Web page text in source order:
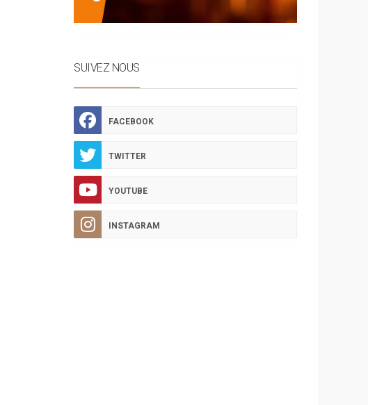
SUIVEZ NOUS
FACEBOOK
TWITTER
YOUTUBE
INSTAGRAM